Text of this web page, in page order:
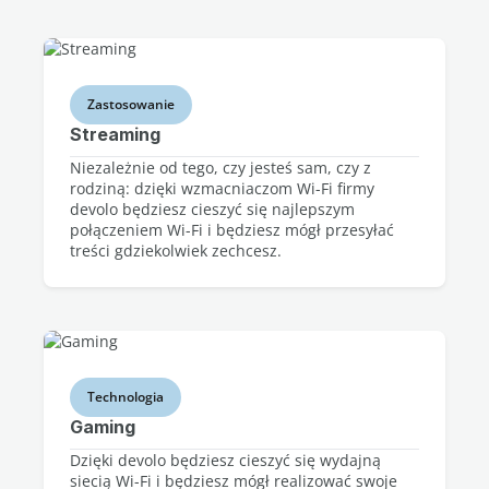
Zastosowanie
Streaming
Niezależnie od tego, czy jesteś sam, czy z
rodziną: dzięki wzmacniaczom Wi-Fi firmy
devolo będziesz cieszyć się najlepszym
połączeniem Wi-Fi i będziesz mógł przesyłać
treści gdziekolwiek zechcesz.
Technologia
Gaming
Dzięki devolo będziesz cieszyć się wydajną
siecią Wi-Fi i będziesz mógł realizować swoje